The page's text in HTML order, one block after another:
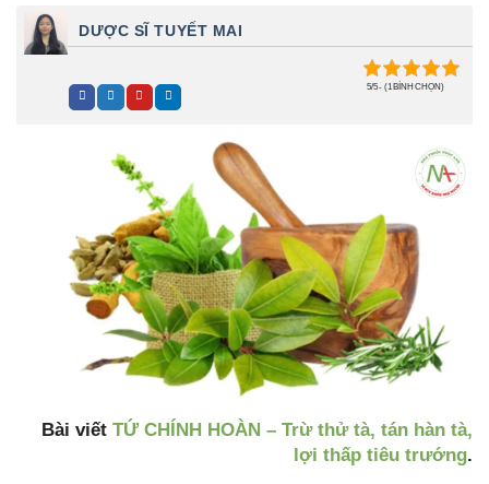
DƯỢC SĨ TUYẾT MAI
5/5 - (1 BÌNH CHỌN)
Bài viết TỨ CHÍNH HOÀN – Trừ thử tà, tán hàn tà,
lợi thấp tiêu trướng.